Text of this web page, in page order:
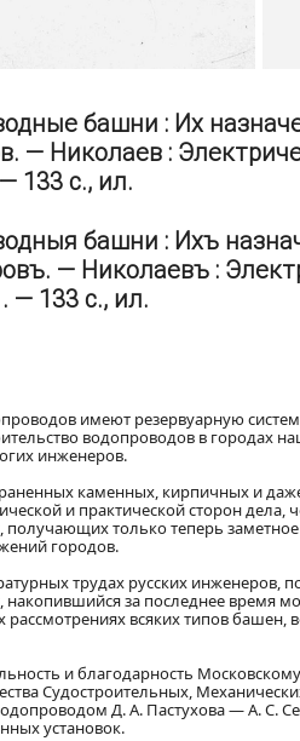
башни : Их
— Николаев :
133 с., ил.
башни : Ихъ
— Николаевъ :
— 133 с., ил.
имеют резервуарную
водопроводов в городах
инженеров.
каменных, кирпичных и
и практической сторон дела,
только теперь заметное
городов.
трудах русских инженеров,
за последнее время
рассмотрениях всяких типов
и благодарность
Судостроительных,
Д. А. Пастухова — А. С.
установок.